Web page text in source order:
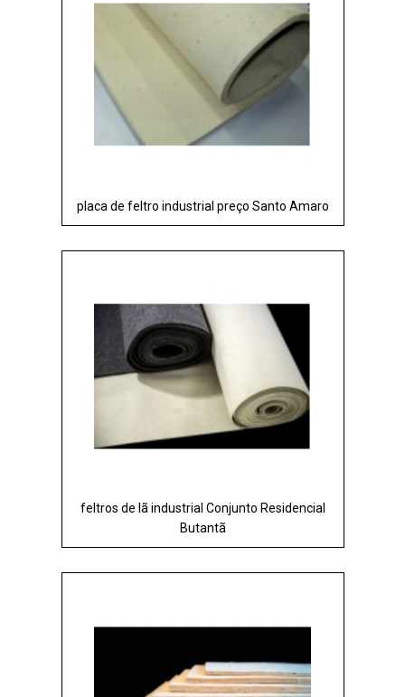
placa de feltro industrial preço Santo Amaro
feltros de lã industrial Conjunto Residencial
Butantã